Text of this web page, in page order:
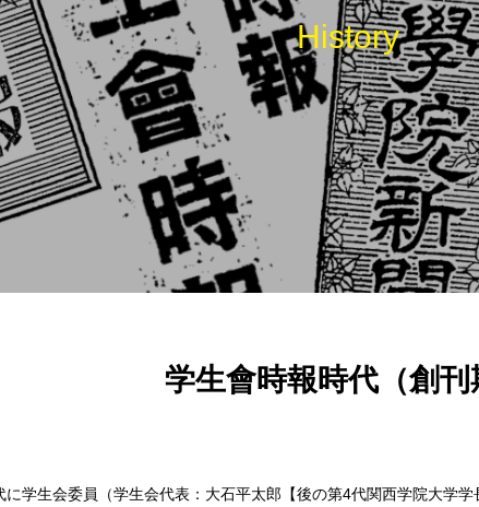
のない日々
（ポプラ）天然パーマの
は常々思う
は通学態度を
（ポプラ）
（ポプラ）不正転売の違
History
学生會時報時代（創刊
学生会委員（学生会代表：大石平太郎【後の第4代関西学院大学